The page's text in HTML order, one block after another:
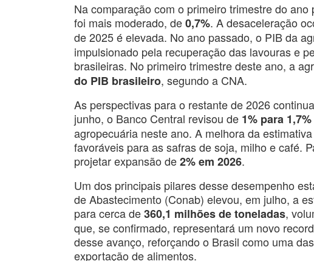
Na comparação com o primeiro trimestre do
foi mais moderado, de0,7%. A desaceleração
de 2025 é elevada. No ano passado, o PIB da
impulsionado pela recuperação das lavouras e
brasileiras. No primeiro trimestre deste ano, a
do PIB brasileiro, segundo a CNA.
As perspectivas para o restante de 2026
junho, o Banco Central revisou de 1% para 1,7%
agropecuária neste ano. A melhora da
favoráveis para as safras de soja, milho e café.
projetar expansão de2% em 2026.
Um dos principais pilares desse desempenho
de Abastecimento (Conab) elevou, em julho, a
para cerca de360,1 milhões de toneladas,
que, se confirmado, representará um novo
desse avanço, reforçando o Brasil como uma
exportação de alimentos.